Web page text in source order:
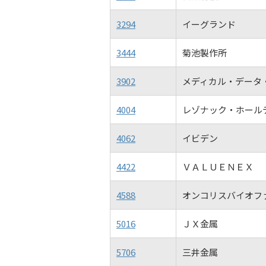
3294 イーグランド
3444 菊池製作所
3902 メディカル・データ
4004 レゾナック・ホール
4062 イビデン
4422 ＶＡＬＵＥＮＥＸ
4588 オンコリスバイオフ
5016 ＪＸ金属
5706 三井金属